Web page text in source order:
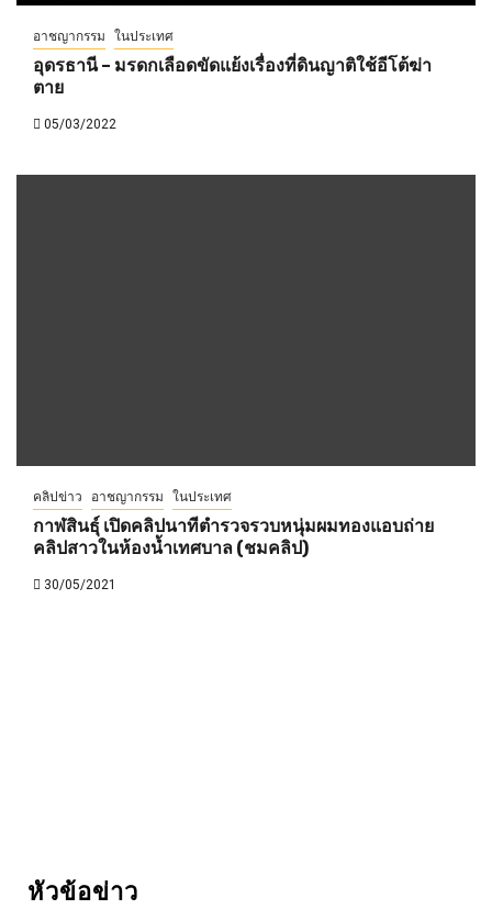
อาชญากรรม ในประเทศ
อุดรธานี – มรดกเลือดขัดแย้งเรื่องที่ดินญาติใช้อีโต้ฆ่า
ตาย
05/03/2022
คลิปข่าว อาชญากรรม ในประเทศ
กาฬสินธุ์ เปิดคลิปนาทีตำรวจรวบหนุ่มผมทองแอบถ่าย
คลิปสาวในห้องน้ำเทศบาล (ชมคลิป)
30/05/2021
หัวข้อข่าว